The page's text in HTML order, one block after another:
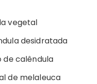
vegetal
desidratada
de calêndula
de melaleuca